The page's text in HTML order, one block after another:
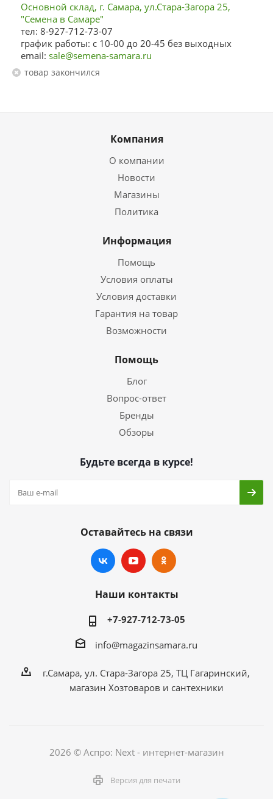
Основной склад, г. Самара, ул.Стара-Загора 25,
"Семена в Самаре"
тел: 8-927-712-73-07
график работы: с 10-00 до 20-45 без выходных
email: sale@semena-samara.ru
Товар закончился
Компания
О компании
Новости
Магазины
Политика
Информация
Помощь
Условия оплаты
Условия доставки
Гарантия на товар
Возможности
Помощь
Блог
Вопрос-ответ
Бренды
Обзоры
Будьте всегда в курсе!
Оставайтесь на связи
Наши контакты
+7-927-712-73-05
info@magazinsamara.ru
г.Самара, ул. Стара-Загора 25, ТЦ Гагаринский,
магазин Хозтоваров и сантехники
2026 © Аспро: Next - интернет-магазин
Версия для печати